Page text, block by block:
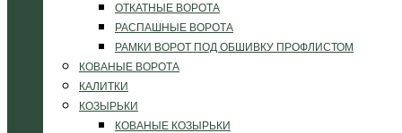
ОТКАТНЫЕ ВОРОТА
РАСПАШНЫЕ ВОРОТА
РАМКИ ВОРОТ ПОД ОБШИВКУ ПРОФЛИСТОМ
КОВАНЫЕ ВОРОТА
КАЛИТКИ
КОЗЫРЬКИ
КОВАНЫЕ КОЗЫРЬКИ